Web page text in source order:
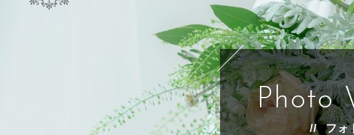
Photo
フォ